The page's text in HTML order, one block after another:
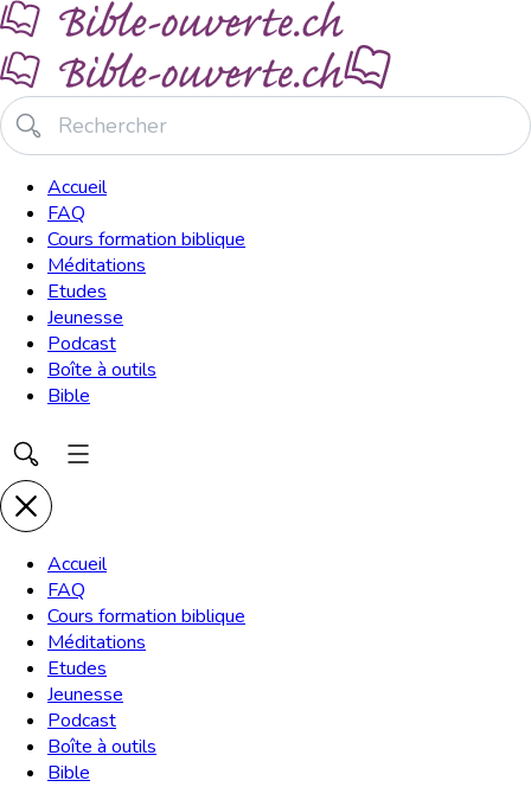
Accueil
FAQ
Cours formation biblique
Méditations
Etudes
Jeunesse
Podcast
Boîte à outils
Bible
Accueil
FAQ
Cours formation biblique
Méditations
Etudes
Jeunesse
Podcast
Boîte à outils
Bible